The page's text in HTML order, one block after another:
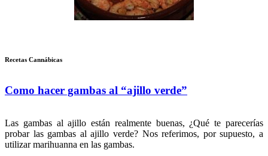
Recetas Cannábicas
Como hacer gambas al “ajillo verde”
Las gambas al ajillo están realmente buenas, ¿Qué te parecerías
probar las gambas al ajillo verde? Nos referimos, por supuesto, a
utilizar marihuanna en las gambas.